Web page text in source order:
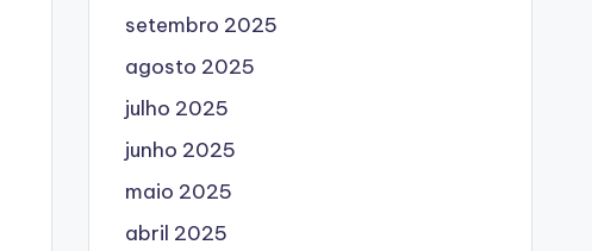
setembro 2025
agosto 2025
julho 2025
junho 2025
maio 2025
abril 2025